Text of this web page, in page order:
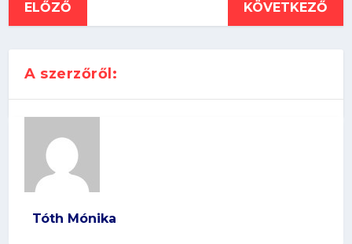
ELŐZŐ KÖVETKEZŐ
A szerzőről:
Tóth Mónika